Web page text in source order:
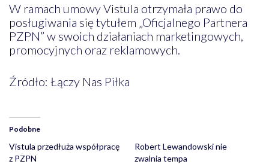
W ramach umowy Vistula otrzymała prawo do
posługiwania się tytułem „Oficjalnego Partnera
PZPN” w swoich działaniach marketingowych,
promocyjnych oraz reklamowych.
Źródło: Łączy Nas Piłka
Podobne
Vistula przedłuża współpracę
z PZPN
Robert Lewandowski nie
zwalnia tempa